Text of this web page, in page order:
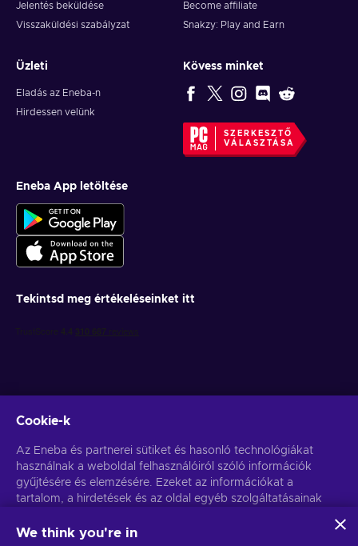
Jelentés beküldése
Visszaküldési szabályzat
Become affiliate
Snakzy: Play and Earn
Üzleti
Eladás az Eneba-n
Hirdessen velünk
Kövess minket
SZERKESZTŐ
VÁLASZTÁSA
Eneba App letöltése
Tekintsd meg értékeléseinket itt
Feliratkozás
You can unsubscribe at any time. Visit Privacy noticefor more
Cookie-k
Az Eneba és partnerei sütiket és hasonló technológiákat
használnak a weboldal felhasználóiról szóló információk
gyűjtésére és elemzésére. Ezeket az információkat a
tartalom, a hirdetések és az oldal egyéb szolgáltatásainak
hirdetések személyre szabásához is felhasználhatjuk.
We think you're in